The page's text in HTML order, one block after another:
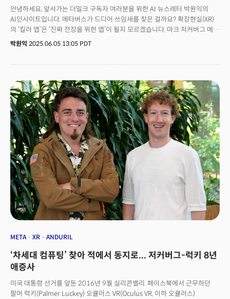
안녕하세요, 앞서가는 더밀크 구독자 여러분을 위한 AI 뉴스레터 박원익의
AI인사이트입니다. 메타버스가 드디어 쓰임새를 찾은 걸까요? 확장현실(XR)
의 ‘킬러 앱’은 ‘진짜 전장을 위한 앱’이 될지 모르겠습니다. 마크 저커버그 메타
CEO가 리얼리티랩스(Reality Labs)에서 발생한 약 81조원 규모의 누적
방산 스타트업 안두릴(Anduril)과의 전략적 파트너십은 현지에서 큰
화제가 됐습니다. 양사는 전투 병사에게 강화된 지각 능력과 자율 무기 시스템
제어 기능을 제공하는 XR 헬멧인 ‘이글 아이(Eagle Eye)’를 공동 설계·
제조하고 있으며 시제품을 연내 미 국방부에 납품할 예정이라고
밝혔습니다. 이 협력은 미래가 암울해 보였던 메타버스의 희망이 될지도
모릅니다. 메타의 XR 사업부인 리얼리티랩스는 2020년 이후 600억 달러(약
81조 원) 이상 손실을 기록해 왔는데 게임, 피트니스 등으로는 이를 만회할
확실한 비즈니스 모델을 찾기 어려웠습니다. 그러나 군사용 XR 기기는 상황이
다릅니다. 정부 예산은 민간보다 크고 안정적이며 국방 수요는 장기적으로
유지됩니다. 전쟁이 희망이 된 아이러니한 상황입니다. 기술 혁신의 흐름이
국방 분야로 다시 돌아가고 있습니다. 실리콘밸리는 본래 군사용 반도체 칩
개발을 위해 조성된 지역입니다. 이후 개인용 컴퓨터, 인터넷, GPS 등 소비자
기술로 확장됐죠. 2020년대 들어 AI, 드론 기술의 급격한 발전과 전쟁 양상의
변화로 실리콘밸리 기술이 다시 군사 핵심 요소로 쓰이게 된 것입니다. 대표적
박원익 2025.06.05 13:05 PDT
META XR ANDURIL
‘차세대 컴퓨팅’ 찾아 적에서 동지로... 저커버그-럭키 8년
애증사
미국 대통령 선거를 앞둔 2016년 9월 실리콘밸리. 페이스북에서 근무하던
팔머 럭키(Palmer Luckey) 오큘러스 VR(Oculus VR, 이하 오큘러스)